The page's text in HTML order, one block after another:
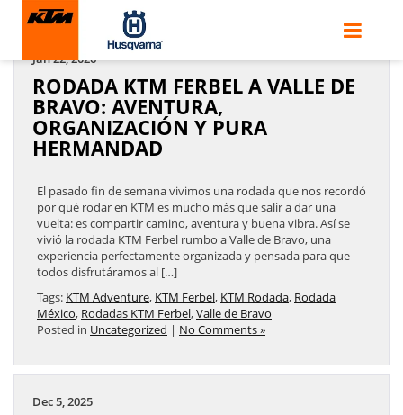
ARCHIVES BY TAG ' RODADAS KTM FERBEL '
Jan 22, 2026
RODADA KTM FERBEL A VALLE DE
BRAVO: AVENTURA,
ORGANIZACIÓN Y PURA
HERMANDAD
El pasado fin de semana vivimos una rodada que nos recordó
por qué rodar en KTM es mucho más que salir a dar una
vuelta: es compartir camino, aventura y buena vibra. Así se
vivió la rodada KTM Ferbel rumbo a Valle de Bravo, una
experiencia perfectamente organizada y pensada para que
todos disfrutáramos al […]
Tags: KTM Adventure, KTM Ferbel, KTM Rodada, Rodada
México, Rodadas KTM Ferbel,Valle de Bravo
Posted in Uncategorized | No Comments »
Dec 5, 2025